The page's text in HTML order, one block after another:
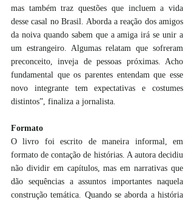
mas também traz questões que incluem a vida
desse casal no Brasil. Aborda a reação dos amigos
da noiva quando sabem que a amiga irá se unir a
um estrangeiro. Algumas relatam que sofreram
preconceito, inveja de pessoas próximas. Acho
fundamental que os parentes entendam que esse
novo integrante tem expectativas e costumes
distintos”, finaliza a jornalista.
Formato
O livro foi escrito de maneira informal, em
formato de contação de histórias. A autora decidiu
não dividir em capítulos, mas em narrativas que
dão sequências a assuntos importantes naquela
construção temática. Quando se aborda a história